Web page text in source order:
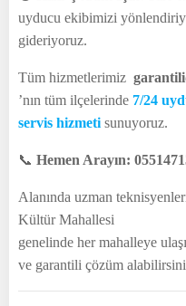
uyducu ekibimizi
gideriyoruz.
Tüm hizmetlerimiz
’nın tüm ilçelerinde 7/24
servis hizmeti sunuyoruz.
📞 Hemen Arayın:
Alanında uzman
Kültür Mahallesi
genelinde her mahalleye
ve garantili çözüm